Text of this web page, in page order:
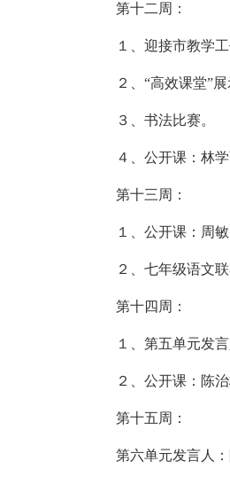
第十二周：
１、迎接市教学工
２、“高效课堂”展
３、书法比赛。
４、公开课：林学
第十三周：
１、公开课：周敏
２、七年级语文联
第十四周：
１、第五单元发言
２、公开课：陈治
第十五周：
第六单元发言人：